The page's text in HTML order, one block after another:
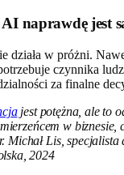
AI naprawdę jest
działa w próżni.
czynnika
za finalne
jest potężna, ale to
w biznesie,
Lis, specjalista
2024